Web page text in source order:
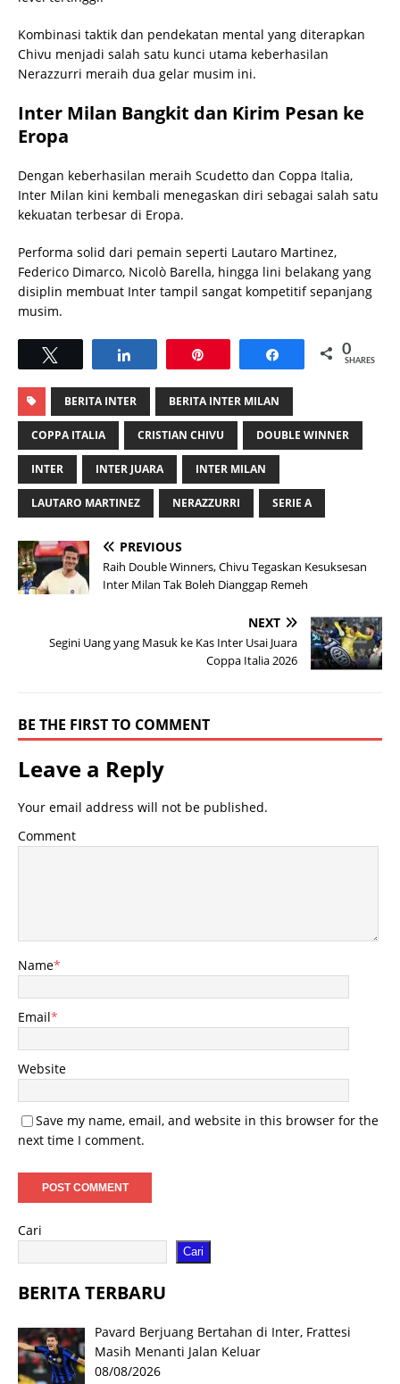
Kombinasi taktik dan pendekatan mental yang diterapkan
Chivu menjadi salah satu kunci utama keberhasilan
Nerazzurri meraih dua gelar musim ini.
Inter Milan Bangkit dan Kirim Pesan ke
Eropa
Dengan keberhasilan meraih Scudetto dan Coppa Italia,
Inter Milan kini kembali menegaskan diri sebagai salah satu
kekuatan terbesar di Eropa.
Performa solid dari pemain seperti Lautaro Martinez,
Federico Dimarco, Nicolò Barella, hingga lini belakang yang
disiplin membuat Inter tampil sangat kompetitif sepanjang
musim.
Share 0
SHARES
BERITA INTER BERITA INTER MILAN
COPPA ITALIA CRISTIAN CHIVU DOUBLE WINNER
INTER INTER JUARA INTER MILAN
LAUTARO MARTINEZ NERAZZURRI SERIE A
PREVIOUS
Raih Double Winners, Chivu Tegaskan Kesuksesan
Inter Milan Tak Boleh Dianggap Remeh
NEXT
Segini Uang yang Masuk ke Kas Inter Usai Juara
Coppa Italia 2026
BE THE FIRST TO COMMENT
Leave a Reply
Your email address will not be published.
Comment
Name*
Email*
Website
Save my name, email, and website in this browser for the
next time I comment.
Cari
Cari
BERITA TERBARU
Pavard Berjuang Bertahan di Inter, Frattesi
Masih Menanti Jalan Keluar
08/08/2026